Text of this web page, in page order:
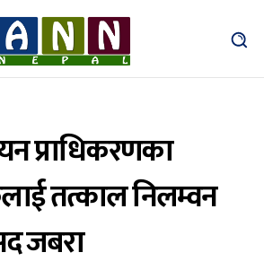
प्राधिकरणका
तत्काल निलम्वन
जबरा